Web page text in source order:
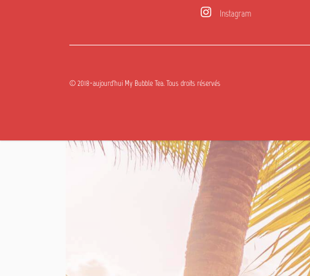
Instagram
© 2018-aujourd'hui My Bubble Tea. Tous droits réservés